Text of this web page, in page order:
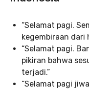
“Selamat pagi.
kegembiraan dari
“Selamat pagi.
pikiran bahwa
terjadi.”
“Selamat pagi